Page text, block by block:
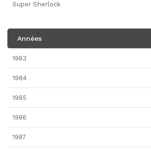
Super Sherlock
Années
1983
1984
1985
1986
1987